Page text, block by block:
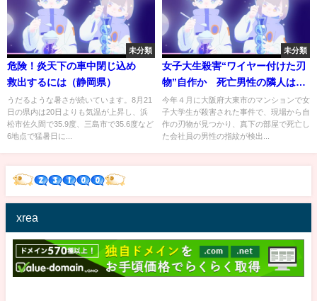
未分類
危険！炎天下の車中閉じ込め
救出するには（静岡県）
うだるような暑さが続いています。8月21
日の県内は20日よりも気温が上昇し、浜
松市佐久間で35.9度、三島市で35.6度など
6地点で猛暑日に...
未分類
女子大生殺害“ワイヤー付けた刃
物”自作か 死亡男性の隣人は
「壁叩かれる」警察相談（2021
年5月4日）
今年４月に大阪府大東市のマンションで女
子大学生が殺害された事件で、現場から自
作の刃物が見つかり、真下の部屋で死亡し
た会社員の男性の指紋が検出...
xrea